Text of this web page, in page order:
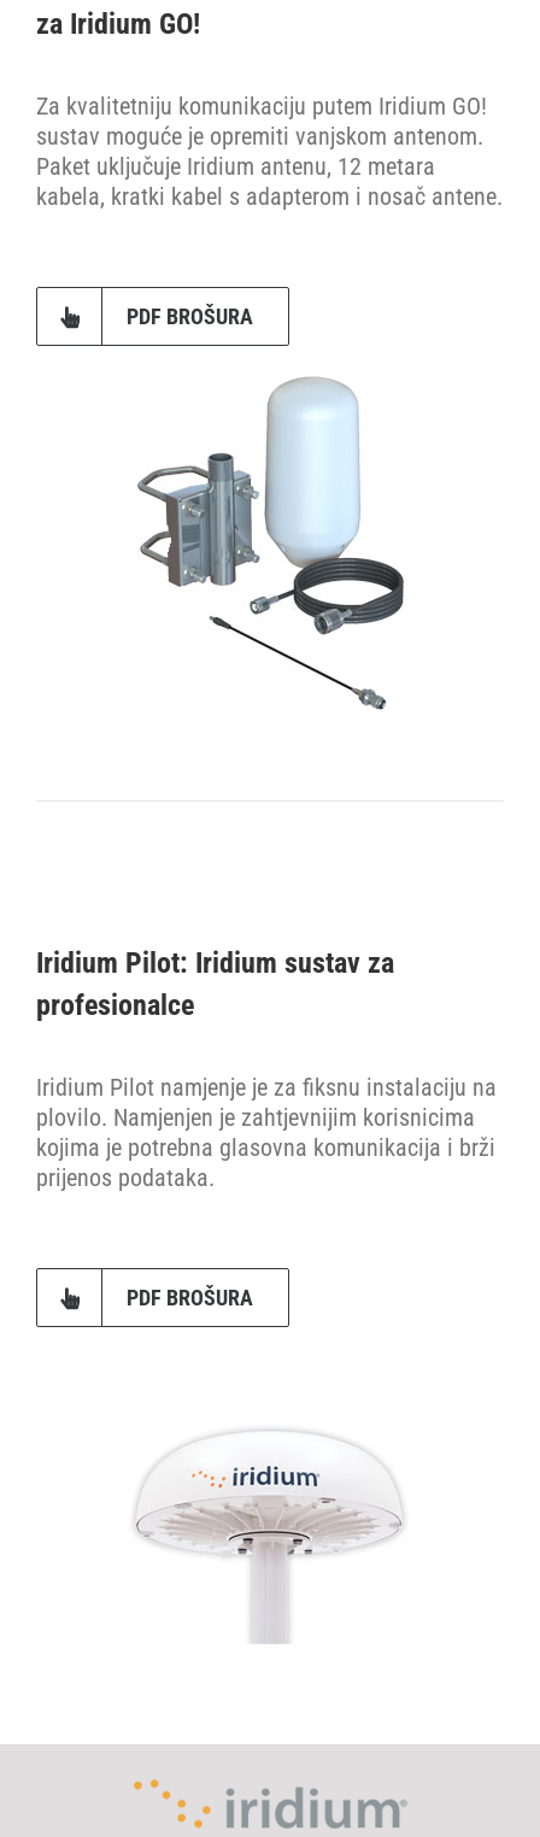
za Iridium GO!
Za kvalitetniju komunikaciju putem Iridium GO!
sustav moguće je opremiti vanjskom antenom.
Paket uključuje Iridium antenu, 12 metara
kabela, kratki kabel s adapterom i nosač antene.
PDF BROŠURA
Iridium Pilot: Iridium sustav za
profesionalce
Iridium Pilot namjenje je za fiksnu instalaciju na
plovilo. Namjenjen je zahtjevnijim korisnicima
kojima je potrebna glasovna komunikacija i brži
prijenos podataka.
PDF BROŠURA